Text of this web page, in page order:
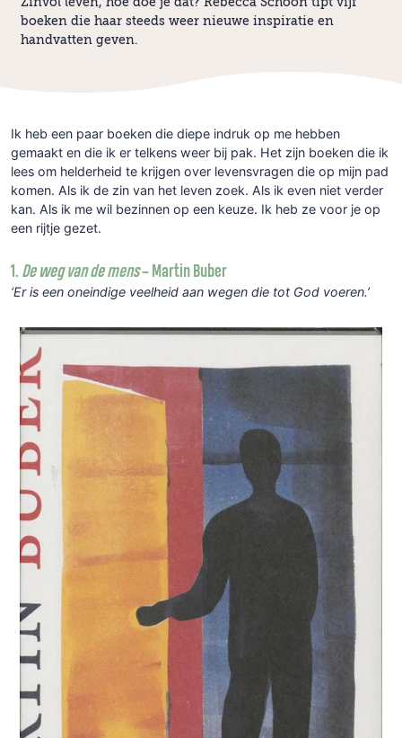
Zinvol leven, hoe doe je dat? Rebecca Schoon tipt vijf
boeken die haar steeds weer nieuwe inspiratie en
handvatten geven.
Ik heb een paar boeken die diepe indruk op me hebben
gemaakt en die ik er telkens weer bij pak. Het zijn boeken die ik
lees om helderheid te krijgen over levensvragen die op mijn pad
komen. Als ik de zin van het leven zoek. Als ik even niet verder
kan. Als ik me wil bezinnen op een keuze. Ik heb ze voor je op
een rijtje gezet.
1. De weg van de mens– Martin Buber
‘Er is een oneindige veelheid aan wegen die tot God voeren.’